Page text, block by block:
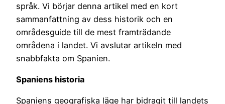
språk. Vi börjar denna artikel med en kort
sammanfattning av dess historik och en
områdesguide till de mest framträdande
områdena i landet. Vi avslutar artikeln med
snabbfakta om Spanien.
Spaniens historia
Spaniens geografiska läge har bidragit till landets